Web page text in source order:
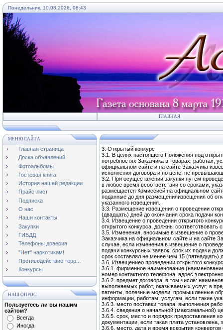
Понедельник, 10.08.2026, 08:43
ГЛАВНАЯ
МЕНЮ САЙТА
Главная страница
Доска объявлений
Фотоальбомы
Гостевая книга
История нашей редакции
Прайс-лист
Подписка
О нас
Наши контакты
Закупки
ГИБДД
Телефоны доверия
"Нет" наркотикам!
Противодействие терр...
Конкурсы
НАШ ОПРОС
Пользуетесь ли вы нашим
сайтом?
Всегда
Иногда
3. Открытый конкурс
3.1. В целях настоящего Положения под
потребностях Заказчика в товарах, работах,
официальном сайте и на сайте Заказчика
исполнения договора и по цене, не
3.2. При осуществлении закупки путем
в любое время всоответствии со сроками,
размещается Комиссией на официальном
поданные до дня размещенияизвещения об
указанного извещения.
3.3. Размещение извещения о проведении
(двадцать) дней до окончания срока подачи
3.4. Извещение о проведении открытого
открытого конкурса, должны
3.5. Изменения, вносимые в извещение о
Заказчика на официальном сайте и на сайте
случае, если изменения в извещение о
подачи конкурсных заявок, срок их подачи
срок составлял не менее чем 15 (пятнадцать)
3.6. Извещениео проведении открытого
3.6.1. фирменное наименование
номер контактного телефона, адрес
3.6.2. предмет договора, в том числе:
выполняемых работ, оказываемых услуг; в
патенты, полезные модели, промышленные
информации, работам, услугам, если такие
3.6.3. место поставки товара, выполнения
3.6.4. сведения о начальной (максимальной)
3.6.5. срок, место и порядок предоставления
документации, если такая плата
3.6.6. место, дата и время вскрытия